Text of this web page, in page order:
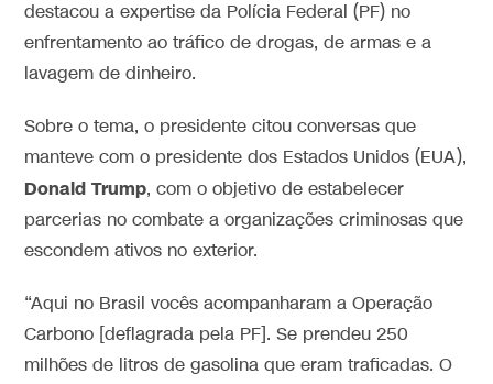
destacou a expertise da Polícia Federal (PF) no
enfrentamento ao tráfico de drogas, de armas e a
lavagem de dinheiro.
Sobre o tema, o presidente citou conversas que
manteve com o presidente dos Estados Unidos (EUA),
Donald Trump, com o objetivo de estabelecer
parcerias no combate a organizações criminosas que
escondem ativos no exterior.
“Aqui no Brasil vocês acompanharam a Operação
Carbono [deflagrada pela PF]. Se prendeu 250
milhões de litros de gasolina que eram traficadas. O